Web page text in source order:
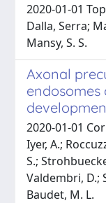
2020-01-01
Dalla, Serra;
Mansy, S. S.
Axonal
2020-01-01
Iyer, A.;
S.;
Valdembri, D.;
Baudet, M. L.